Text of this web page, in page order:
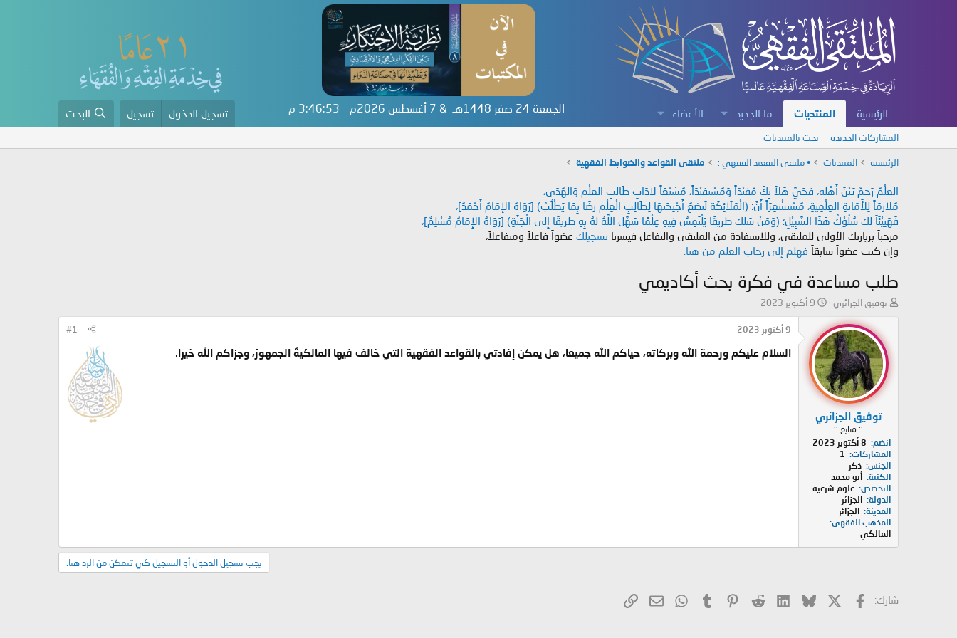
الرئيسية المنتديات ما الجديد الأعضاء الجمعة 24 صفر 1448هـ & 7 أغسطس 2026م 3:46:53 م تسجيل الدخول تسجيل البحث
المشاركات الجديدة بحث بالمنتديات
الرئيسية المنتديات • ملتقى التقعيد الفقهي : ملتقى القواعد والضوابط الفقهية
العِلْمُ رَحِمٌ بَيْنَ أَهْلِهِ، فَحَيَّ هَلاً بِكَ مُفِيْدَاً وَمُسْتَفِيْدَاً، مُشِيْعَاً لآدَابِ طَالِبِ العِلْمِ وَالهُدَى،
مُلازِمَاً لِلأَمَانَةِ العِلْمِيةِ، مُسْتَشْعِرَاً أَنَّ: (الْمَلَائِكَةَ لَتَضَعُ أَجْنِحَتَهَا لِطَالِبِ الْعِلْمِ رِضًا بِمَا يَطْلُبُ) [رَوَاهُ الإَمَامُ أَحْمَدُ]،
فَهَنِيْئَاً لَكَ سُلُوْكُ هَذَا السَّبِيْلِ؛ (وَمَنْ سَلَكَ طَرِيقًا يَلْتَمِسُ فِيهِ عِلْمًا سَهَّلَ اللَّهُ لَهُ بِهِ طَرِيقًا إِلَى الْجَنَّةِ) [رَوَاهُ الإِمَامُ مُسْلِمٌ]،
مرحباً بزيارتك الأولى للملتقى، وللاستفادة من الملتقى والتفاعل فيسرنا تسجيلك عضواً فاعلاً ومتفاعلاً،
وإن كنت عضواً سابقاً فهلم إلى رحاب العلم من هنا.
طلب مساعدة في فكرة بحث أكاديمي
ب
ئ
ا
ل
م
و
توفيق الجزائري
ت
ي
خ
ا
ل
ب
ء
9 أكتوبر 2023
توفيق الجزائري
:: متابع ::
انضم
8 أكتوبر 2023
المشاركات
1
الجنس ذكر
الكنية أبو محمد
التخصص علوم شرعية
الدولة الجزائر
المدينة الجزائر
المذهب الفقهي
المالكي
9 أكتوبر 2023 #1
السلام عليكم ورحمة الله وبركاته، حياكم الله جميعا، هل يمكن إفادتي بالقواعد الفقهية التي خالف فيها المالكيةُ الجمهورَ، وجزاكم الله خيرا.
يجب تسجيل الدخول أو التسجيل كي تتمكن من الرد هنا.
شارك: فيسبوك Bluesky
LinkedIn
Reddit
Pinterest
Tumblr
WhatsAppالبريد الإلكتروني